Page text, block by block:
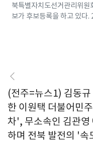
북특별자치도선거관리위
보가 후보등록을 하고 있
(전주=뉴스1) 김동
한 이원택 더불어민
차', 무소속인 김관
하며 전북 발전의 '